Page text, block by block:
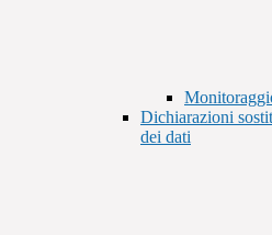
Dichiarazioni
dei dati